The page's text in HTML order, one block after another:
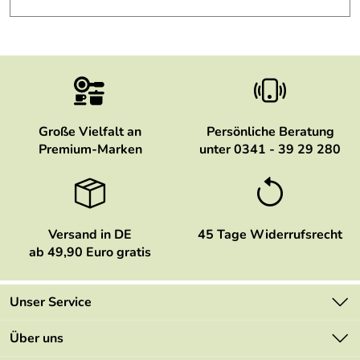
Große Vielfalt an
Premium-Marken
Persönliche Beratung
unter 0341 - 39 29 280
Versand in DE
ab 49,90 Euro gratis
45 Tage Widerrufsrecht
Unser Service
Kontakt
Über uns